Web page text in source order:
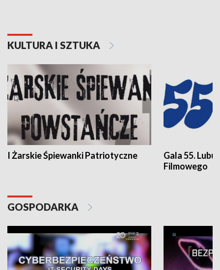
KULTURA I SZTUKA
I Żarskie Śpiewanki Patriotyczne
Gala 55.
Filmowego
GOSPODARKA